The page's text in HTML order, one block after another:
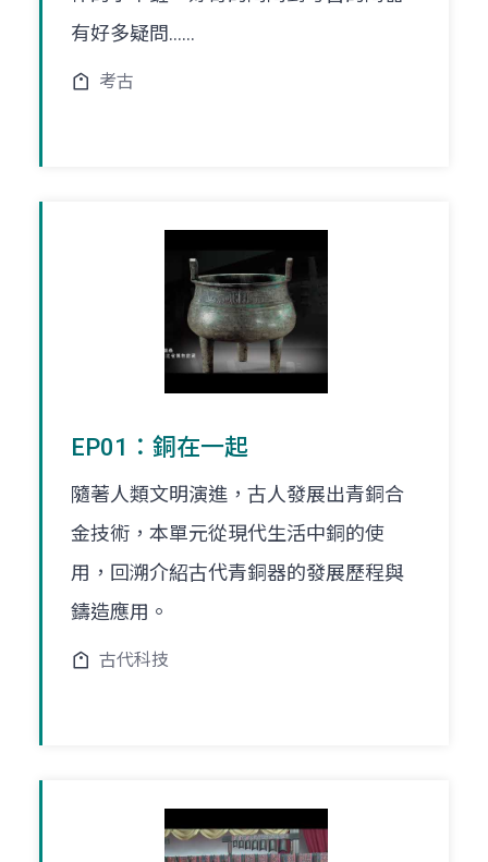
有好多疑問......
考古
EP01：銅在一起
隨著人類文明演進，古人發展出青銅合
金技術，本單元從現代生活中銅的使
用，回溯介紹古代青銅器的發展歷程與
鑄造應用。
古代科技